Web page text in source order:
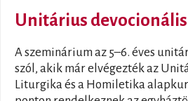
Unitárius
A szeminárium az 5–6. éves
szól, akik már elvégezték az
Liturgika és a Homiletika